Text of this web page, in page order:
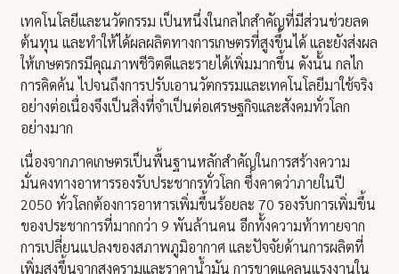
เทคโนโลยีและนวัตกรรม เป็นหนึ่งในกลไกสำคัญที่มีส่วนช่วยลด
ต้นทุน และทำให้ได้ผลผลิตทางการเกษตรที่สูงขึ้นได้ และยังส่งผล
ให้เกษตรกรมีคุณภาพชีวิตดีและรายได้เพิ่มมากขึ้น ดังนั้น กลไก
การคิดค้น ไปจนถึงการปรับเอานวัตกรรมและเทคโนโลยีมาใช้จริง
อย่างต่อเนื่องจึงเป็นสิ่งที่จำเป็นต่อเศรษฐกิจและสังคมทั่วโลก
อย่างมาก
เนื่องจากภาคเกษตรเป็นพื้นฐานหลักสำคัญในการสร้างความ
มั่นคงทางอาหารรองรับประชากรทั่วโลก ซึ่งคาดว่าภายในปี
2050 ทั่วโลกต้องการอาหารเพิ่มขึ้นร้อยละ 70 รองรับการเพิ่มขึ้น
ของประชาการที่มากกว่า 9 พันล้านคน อีกทั้งความท้าทายจาก
การเปลี่ยนแปลงของสภาพภูมิอากาศ และปัจจัยด้านการผลิตที่
เพิ่มสูงขึ้นจากสงครามและราคาน้ำมัน การขาดแคลนแรงงานใน